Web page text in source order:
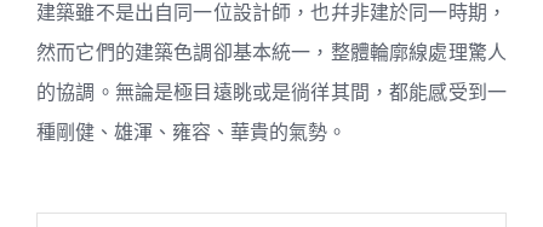
建築雖不是出自同一位設計師，也幷非建於同一時期，
然而它們的建築色調卻基本統一，整體輪廓線處理驚人
的協調。無論是極目遠眺或是徜徉其間，都能感受到一
種剛健、雄渾、雍容、華貴的氣勢。